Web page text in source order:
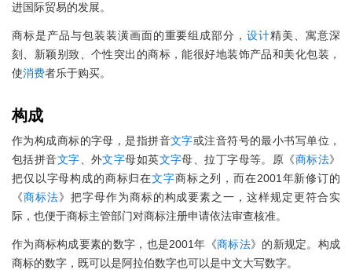
进国际贸易的发展。
商标是产品与包装装潢画面的重要组成部分，设计精美、寓意深
刻、新颖别致、个性突出的商标，能很好地装饰产品和美化包装，
使消费者乐于购买。
构成
作为构成商标的字母，是指拼音文字或注音符号的最小书写单位，
包括拼音文字 、外文字母如英文字母、拉丁字母等。原《商标法》
把仅以字母构成的商标归在文字商标之列，而在2001年新修订的
《商标法》把字母作为商标的构成要素之一，这样规定更符合实
际，也便于商标主管部门对商标注册申请依法审查核准。
作为商标构成要素的数字，也是2001年《商标法》的新规定。构成
商标的数字，既可以是阿拉伯数字也可以是中文大写数字。